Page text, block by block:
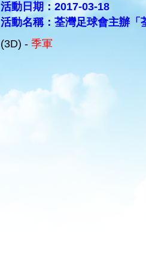
活動日期：2017-03-18
活動名稱：荃灣足球會主辦「
(3D) - 季軍